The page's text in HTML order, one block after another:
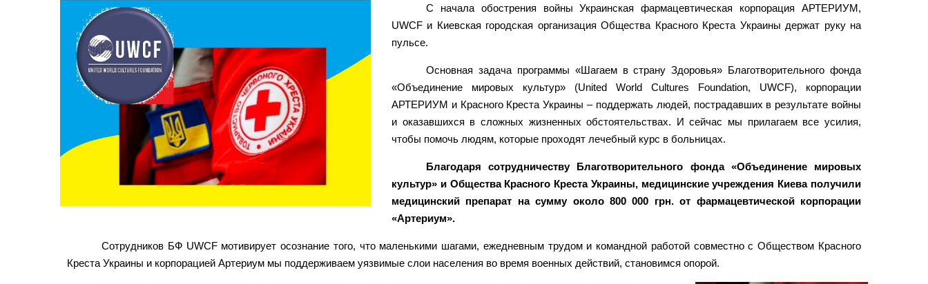
С начала обострения войны Украинская фармацевтическая корпорация АРТЕРИУМ,
UWCF и Киевская городская организация Общества Красного Креста Украины держат руку на
пульсе.
Основная задача программы «Шагаем в страну Здоровья» Благотворительного фонда
«Объединение мировых культур» (United World Cultures Foundation, UWCF), корпорации
АРТЕРИУМ и Красного Креста Украины – поддержать людей, пострадавших в результате войны
и оказавшихся в сложных жизненных обстоятельствах. И сейчас мы прилагаем все усилия,
чтобы помочь людям, которые проходят лечебный курс в больницах.
Благодаря сотрудничеству Благотворительного фонда «Объединение мировых
культур» и Общества Красного Креста Украины, медицинские учреждения Киева получили
медицинский препарат на сумму около 800 000 грн. от фармацевтической корпорации
«Артериум».
Сотрудников БФ UWCF мотивирует осознание того, что маленькими шагами, ежедневным трудом и командной работой совместно с Обществом Красного
Креста Украины и корпорацией Артериум мы поддерживаем уязвимые слои населения во время военных действий, становимся опорой.